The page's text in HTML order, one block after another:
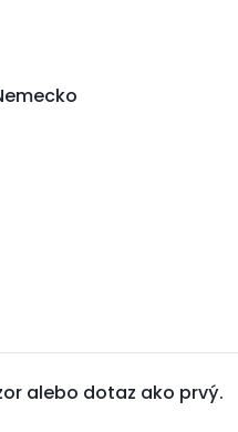
alebo dotaz ako prvý.